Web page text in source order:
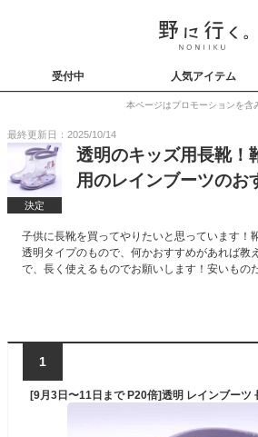
受付中 人気アイテム
本ページはプロモーションを含
最終更新日：2025/10/14
決定
透明のキッズ用長靴！
用のレインブーツのお
子供に長靴を買ってやりたいと思っています！
透明タイプのもので、何かおすすめがあれば教
で、長く使えるものでお願いします！安いもの
1